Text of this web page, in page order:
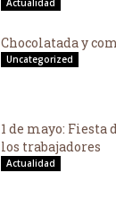
Actualidad
Chocolatada y
Uncategorized
1 de mayo: Fiesta
los trabajadores
Actualidad